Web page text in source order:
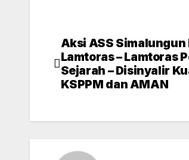
Post
navigation
Aksi ASS Simalungun
Lamtoras – Lamtoras
Sejarah – Disinyalir
KSPPM dan AMAN